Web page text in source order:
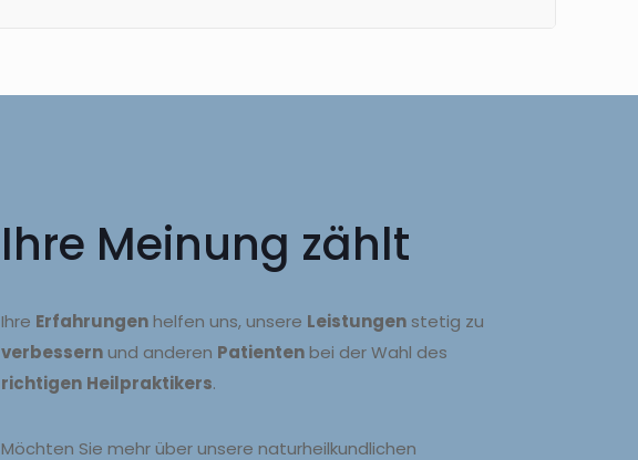
Ihre Meinung zählt
Ihre Erfahrungenhelfen uns, unsere Leistungen stetig zu
verbessernund anderen Patientenbei der Wahl des
richtigen Heilpraktikers.
Möchten Sie mehr über unsere naturheilkundlichen